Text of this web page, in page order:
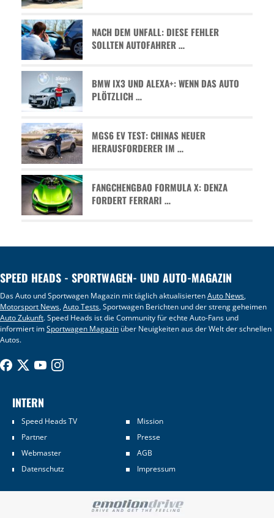
NACH DEM UNFALL: DIESE FEHLER
SOLLTEN AUTOFAHRER …
BMW IX3 UND ALEXA+: WENN DAS AUTO
PLÖTZLICH …
MGS6 EV TEST: CHINAS NEUER
HERAUSFORDERER IM …
FANGCHENGBAO FORMULA X: DENZA
FORDERT FERRARI …
SPEED HEADS - SPORTWAGEN- UND AUTO-MAGAZIN
Das Auto und Sportwagen Magazin mit täglich aktualisiertenAuto News,
Motorsport News,Auto Tests, Sportwagen Berichten und der streng geheimen
Auto Zukunft. Speed Heads ist die Community für echte Auto-Fans und
informiert imSportwagen Magazin über Neuigkeiten aus der Welt der schnellen
Autos.
INTERN
Speed Heads TV
Mission
Partner
Presse
Webmaster
AGB
Datenschutz
Impressum